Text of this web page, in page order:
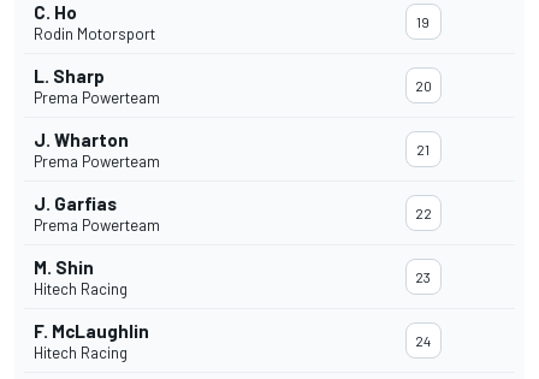
C. Ho
Rodin Motorsport
19
L. Sharp
Prema Powerteam
20
J. Wharton
Prema Powerteam
21
J. Garfias
Prema Powerteam
22
M. Shin
Hitech Racing
23
F. McLaughlin
Hitech Racing
24